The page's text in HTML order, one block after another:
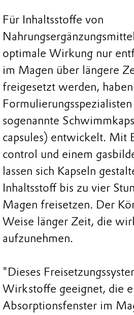
Für Inhaltsstoffe von
optimale Wirkung nur
im Magen über längere
freigesetzt werden,
sogenannte
capsules) entwickelt. Mit
control und einem
lassen sich Kapseln
Inhaltsstoff bis zu vier
Magen freisetzen. Der
Weise länger Zeit, die
aufzunehmen.
"Dieses
Wirkstoffe geeignet, die
Absorptionsfenster im